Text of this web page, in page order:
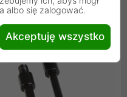
albo się zalogować.
Akceptuję wszystko